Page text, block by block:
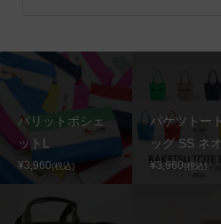
バリットポシェ
ットL
¥3,960(税込)
バケツトー
ッグ SS ネ
¥3,960(税込)